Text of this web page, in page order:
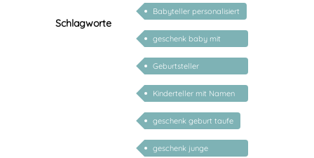
Schlagworte
Babyteller personalisiert
geschenk baby mit
namen
Geburtsteller
personalisiert
Kinderteller mit Namen
personalisiert
geschenk geburt taufe
geschenk junge